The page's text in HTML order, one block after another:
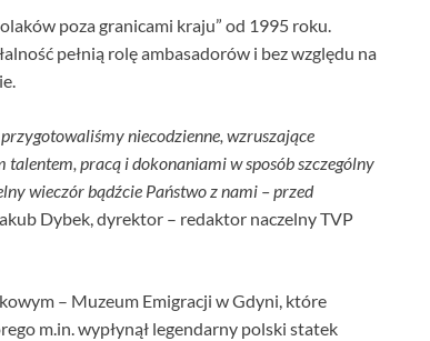
poza granicami kraju” od 1995 roku.
pełnią rolę ambasadorów i bez względu na
niecodzienne, wzruszające
pracą i dokonaniami w sposób szczególny
wieczór bądźcie Państwo z nami – przed
Dybek, dyrektor – redaktor naczelny TVP
– Muzeum Emigracji w Gdyni, które
m.in. wypłynął legendarny polski statek